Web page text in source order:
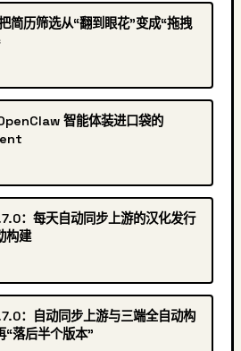
历筛选从“翻到眼花”变成“拖拽
智能体装进口袋的
：每天自动同步上游的汉化发行
构建
：自动同步上游与三端全自动构
“落后半个版本”